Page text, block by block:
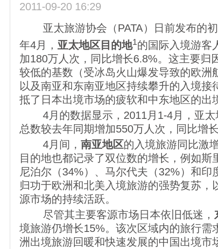
2011-09-20 16:29
亚太旅游协会（PATA）日前发布的初
年4月， 亚太地区目的地1的国际入境游客
加180万人次，同比增长6.8%。这主要归
较低的基数（受冰岛火山爆发导致的欧洲
以及南亚和东南亚地区持续攀升的入境接
抵了日本出境市场的疲软和中东地区的出
4月的数据显示，2011月1-4月，亚太
总数较去年同期增加550万人次，同比增
4月间， 南亚地区的入境旅游同比激
目的地也都记录了双位数的增长，例如斯
尼泊尔（34%）、马尔代夫（32%）和印
归功于欧洲和北美入境旅游的强势复苏，
源市场的持续活跃。
尽管其主要客源市场日本依旧低迷，
境旅游仍增长15%。该次区域内的旅行需
洲出境旅游回暖和快速发展的中国出境市